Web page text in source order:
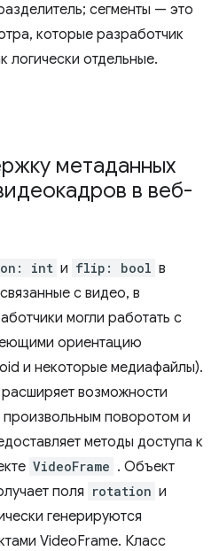
сегменты — это
которые разработчик
логически отдельные.
метаданных
в веб-
int и flip: bool в
с видео, в
могли работать с
ориентацию
и некоторые медиафайлы).
расширяет возможности
поворотом и
методы доступа к
VideoFrame . Объект
поля rotation и
генерируются
VideoFrame. Класс